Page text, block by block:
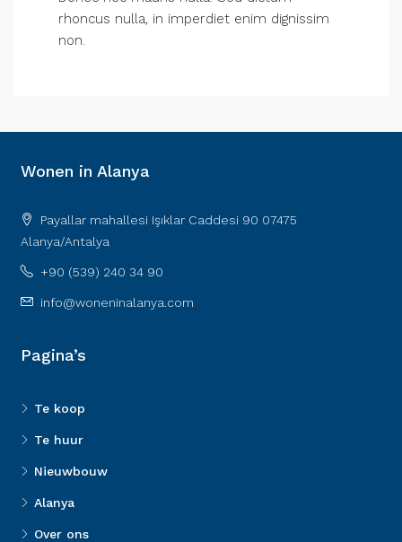
rhoncus nulla, in imperdiet enim dignissim
non.
Wonen in Alanya
Payallar mahallesi Işıklar Caddesi 90 07475
Alanya/Antalya
+90 (539) 240 34 90
info@woneninalanya.com
Pagina’s
Te koop
Te huur
Nieuwbouw
Alanya
Over ons